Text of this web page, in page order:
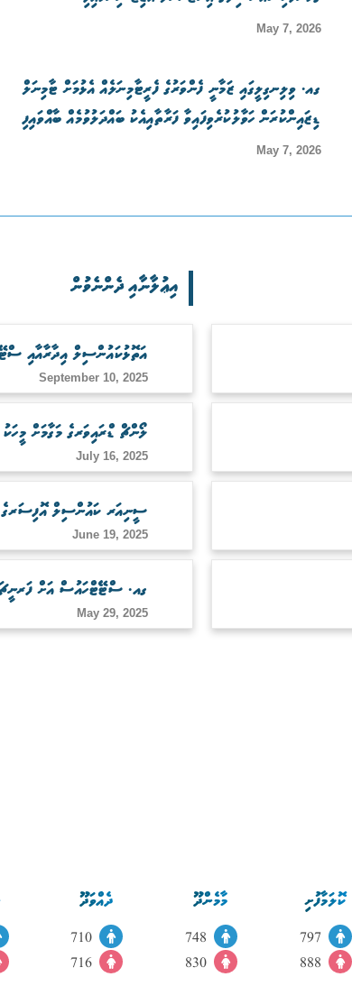
May 7, 2026
ގއ. ވިލިނގިލީގައި ޒަމާނީ ފެންވަރުގެ ފެރީޓާމިނަލެއް އެޅުމަށް ޓާމިނަލް
ޑިޒައިންކުރަން ހަވާލުކުރެވިފައިވާ ފަރާތާއިއެކު ބައްދަލުވުމެއް ބާއްވައިފި
May 7, 2026
އިޢުލާނާއި ދެންނެވުން
އަތޮޅުކައުންސިލް އިދާރާއާއި
September 10, 2025
ލޯންޗް ޑްރައިވަރގެ މަގާމަށް
July 16, 2025
ސީނިއަރ ކައުންސިލް އޮފިސަރގެ
June 19, 2025
ގއ. ސްޓޭޓްހައުސް އަށް
May 29, 2025
ކޮލަމާފުށި
797
މާމެންދޫ
748
830
ދެއްވަދޫ
710
716